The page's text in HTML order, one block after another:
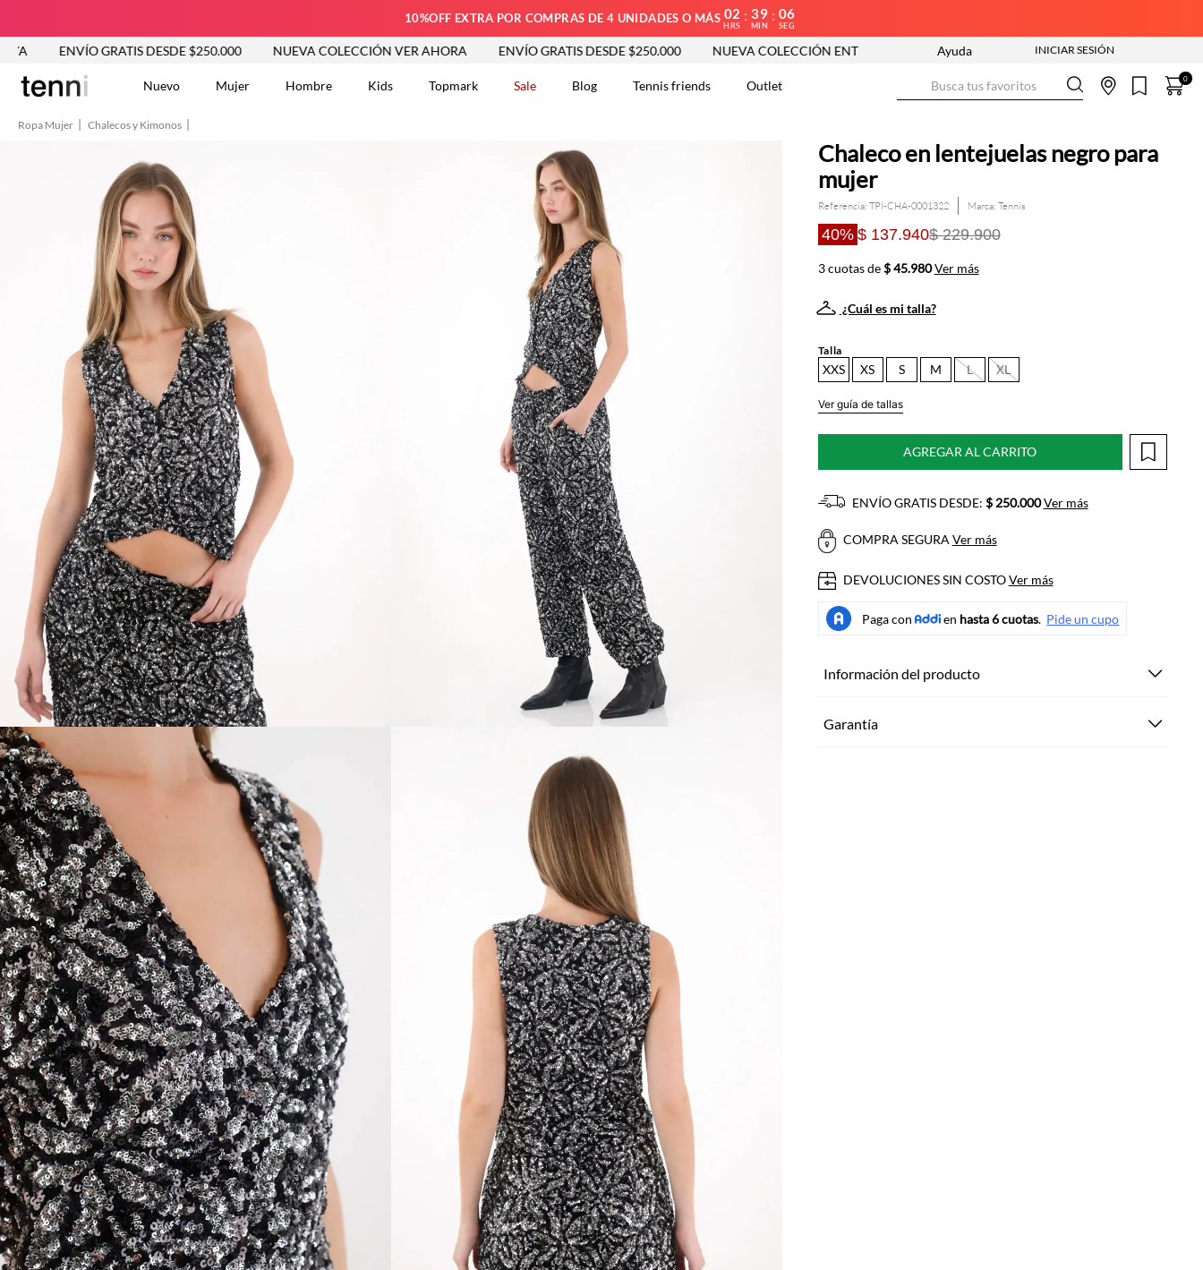
10%OFF EXTRA POR COMPRAS DE 4 UNIDADES O MÁS 02
HRS
: 39
MIN
: 05
SEG
ENVÍO GRATIS DESDE $250.000 NUEVA COLECCIÓN VER AHORA ENVÍO GRATIS DESDE $250.000 NUEVA COLECCIÓN ENTRA YA ENVÍO GRATIS DESDE $250.000
Ayuda
Nuevo Mujer Hombre Kids Topmark Sale Blog Tennis friends Outlet 0
Ropa Mujer Chalecos y Kimonos
Chaleco en lentejuelas negro para
mujer
Referencia: TPI-CHA-0001322 Tennis
40% $ 137.940$ 229.900
3 cuotas de$ 45.980 Ver más
¿Cuál es mi talla?
Talla
XXS XS S M L XL
Ver guía de tallas
AGREGAR AL CARRITO
ENVÍO GRATIS DESDE: $ 250.000 Ver más
COMPRA SEGURA Ver más
DEVOLUCIONES SIN COSTOVer más
Información del producto
Garantía
8
.
10.